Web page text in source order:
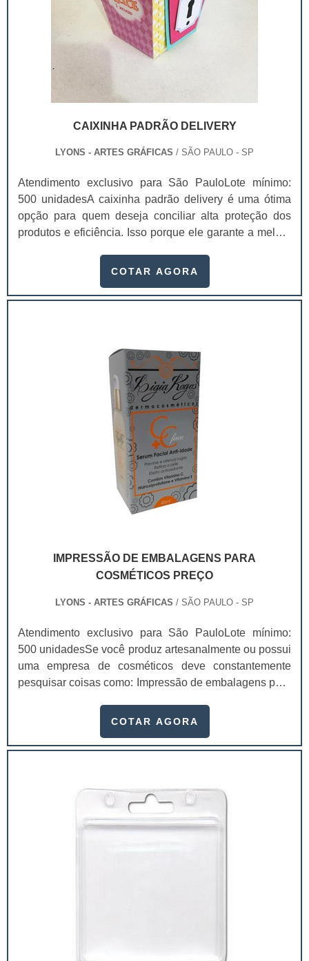
CAIXINHA PADRÃO DELIVERY
LYONS - ARTES GRÁFICAS / SÃO PAULO - SP
Atendimento exclusivo para São PauloLote mínimo:
500 unidadesA caixinha padrão delivery é uma ótima
opção para quem deseja conciliar alta proteção dos
produtos e eficiência. Isso porque ele garante a melhor
mantendo a temperatura, sua integridade e a qualidade,
embalagens são feitas com materiais recicláveis que
COTAR AGORA
IMPRESSÃO DE EMBALAGENS PARA
COSMÉTICOS PREÇO
LYONS - ARTES GRÁFICAS / SÃO PAULO - SP
Atendimento exclusivo para São PauloLote mínimo:
500 unidadesSe você produz artesanalmente ou possui
uma empresa de cosméticos deve constantemente
pesquisar coisas como: Impressão de embalagens para
um investimento necessário para quem está no
extremamente competitivo, assim, as embalagens
COTAR AGORA